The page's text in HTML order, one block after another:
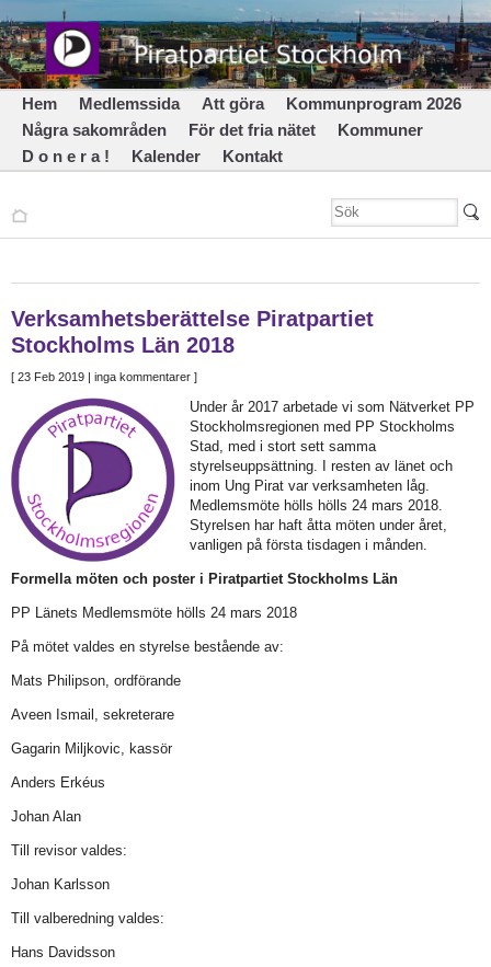
Hem Medlemssida Att göra
Kommunprogram 2026
Några sakområden
För det fria nätet
Kommuner
D o n e r a !
Kalender Kontakt
Verksamhetsberättelse Piratpartiet
Stockholms Län 2018
[ 23 Feb 2019 | inga kommentarer ]
Under år 2017 arbetade vi som Nätverket PP
Stockholmsregionen med PP Stockholms
Stad, med i stort sett samma
styrelseuppsättning. I resten av länet och
inom Ung Pirat var verksamheten låg.
Medlemsmöte hölls hölls 24 mars 2018.
Styrelsen har haft åtta möten under året,
vanligen på första tisdagen i månden.
Formella möten och poster i Piratpartiet Stockholms Län
PP Länets Medlemsmöte hölls 24 mars 2018
På mötet valdes en styrelse bestående av:
Mats Philipson, ordförande
Aveen Ismail, sekreterare
Gagarin Miljkovic, kassör
Anders Erkéus
Johan Alan
Till revisor valdes:
Johan Karlsson
Till valberedning valdes:
Hans Davidsson